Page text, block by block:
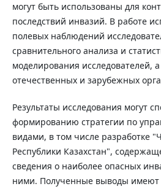
могут быть использованы для
последствий инвазий. В работе
полевых наблюдений
сравнительного анализа и
моделирования исследователей,
отечественных и зарубежных
Результаты исследования могут
формированию стратегии по
видами, в том числе разработке
Республики Казахстан",
сведения о наиболее опасных
ними. Полученные выводы имеют